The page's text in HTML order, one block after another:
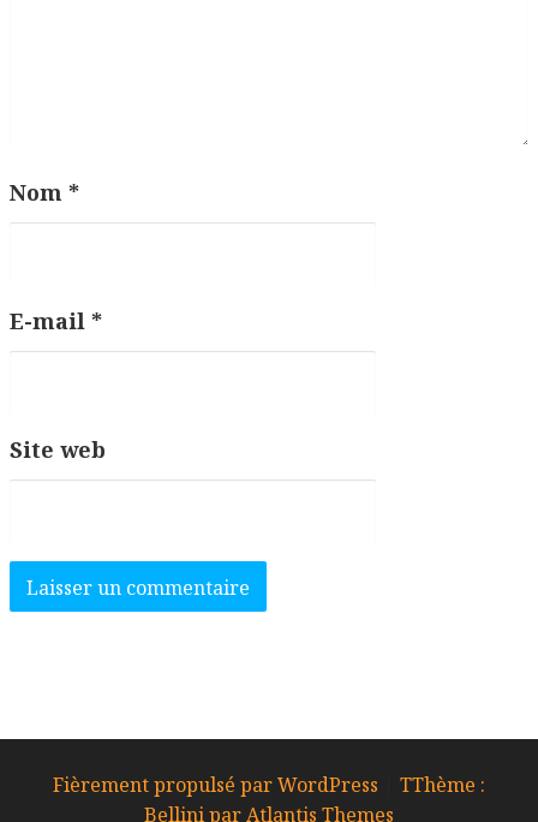
Nom *
E-mail *
Site web
Fièrement propulsé par WordPress
TThème :
Bellini par Atlantis Themes